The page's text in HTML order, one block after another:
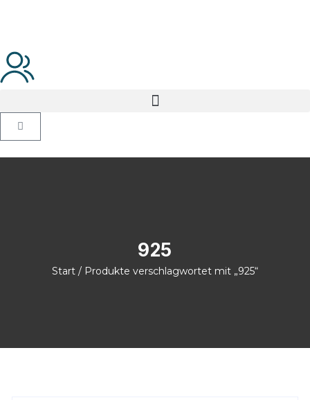
925
Start/ Produkte verschlagwortet mit „925“